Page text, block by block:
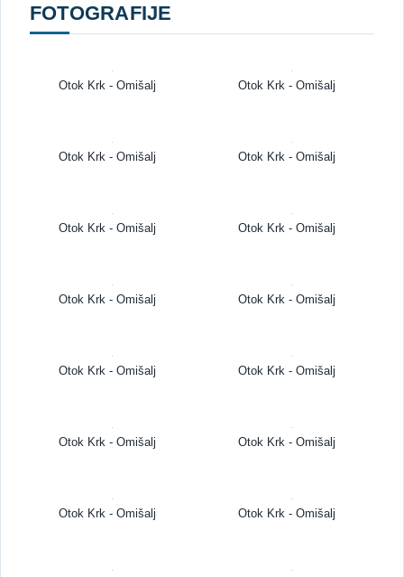
FOTOGRAFIJE
Otok Krk - Omišalj Otok Krk - Omišalj
Otok Krk - Omišalj Otok Krk - Omišalj
Otok Krk - Omišalj Otok Krk - Omišalj
Otok Krk - Omišalj Otok Krk - Omišalj
Otok Krk - Omišalj Otok Krk - Omišalj
Otok Krk - Omišalj Otok Krk - Omišalj
Otok Krk - Omišalj Otok Krk - Omišalj